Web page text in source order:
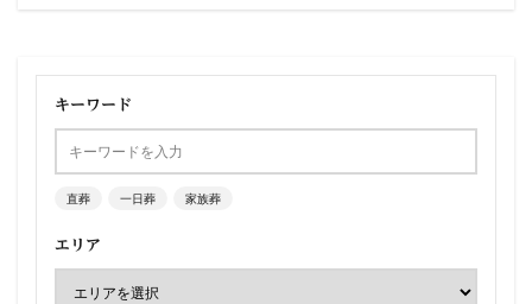
キーワード
直葬 一日葬 家族葬
エリア